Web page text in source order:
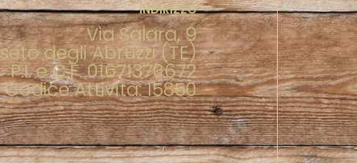
INDIRIZZO
Via Salara, 9
degli Abruzzi (TE)
P.I. e C.F. 01671370672
Codice Attività: 15850